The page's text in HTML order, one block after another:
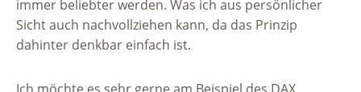
immer beliebter werden. Was ich aus persönlicher
Sicht auch nachvollziehen kann, da das Prinzip
dahinter denkbar einfach ist.